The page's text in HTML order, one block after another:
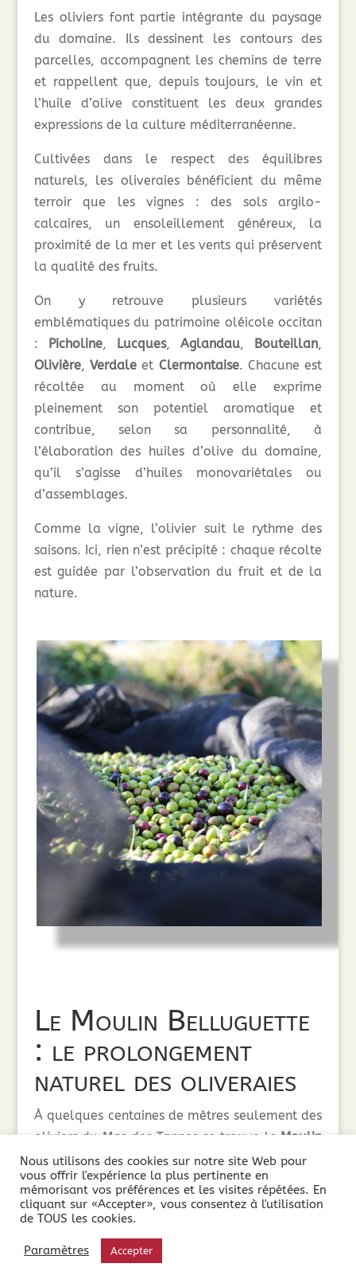
Les oliviers font partie intégrante du paysage
du domaine. Ils dessinent les contours des
parcelles, accompagnent les chemins de terre
et rappellent que, depuis toujours, le vin et
l’huile d’olive constituent les deux grandes
expressions de la culture méditerranéenne.
Cultivées dans le respect des équilibres
naturels, les oliveraies bénéficient du même
terroir que les vignes : des sols argilo-
calcaires, un ensoleillement généreux, la
proximité de la mer et les vents qui préservent
la qualité des fruits.
On y retrouve plusieurs variétés
emblématiques du patrimoine oléicole occitan
: Picholine, Lucques,Aglandau, Bouteillan,
Olivière, Verdaleet Clermontaise. Chacune est
récoltée au moment où elle exprime
pleinement son potentiel aromatique et
contribue, selon sa personnalité, à
l’élaboration des huiles d’olive du domaine,
qu’il s’agisse d’huiles monovariétales ou
d’assemblages.
Comme la vigne, l’olivier suit le rythme des
saisons. Ici, rien n’est précipité : chaque récolte
est guidée par l’observation du fruit et de la
nature.
Le Moulin Belluguette
: le prolongement
naturel des oliveraies
À quelques centaines de mètres seulement des
oliviers du Mas des Tannes se trouve le Moulin
Belluguette, où les olives sont transformées
quelques heures après leur récolte.
Cette proximité constitue un véritable atout.
Les fruits arrivent rapidement au moulin afin
d’être triés, lavés, broyés puis
Nous utilisons des cookies sur notre site Web pour
vous offrir l'expérience la plus pertinente en
mémorisant vos préférences et les visites répétées. En
cliquant sur «Accepter», vous consentez à l'utilisation
de TOUS les cookies.
Paramètres Accepter